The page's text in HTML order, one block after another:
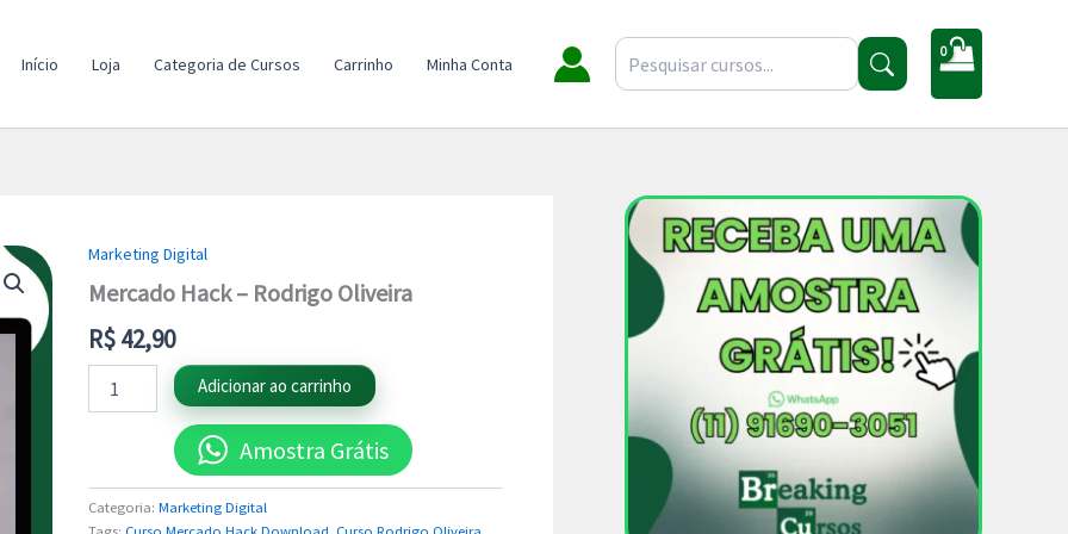
Início Loja Categoria de Cursos Carrinho Minha Conta
Marketing Digital
Mercado Hack – Rodrigo Oliveira
R$42,90
Mercado
Hack
-
Rodrigo
Oliveira
Adicionar ao carrinho
Amostra Grátis
Categoria:Marketing Digital